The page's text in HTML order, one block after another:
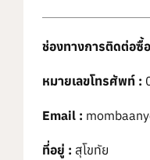
ช่องทางการติดต่อซื้
หมายเลขโทรศัพท์ :
Email :
ที่อยู่ : สุโขทัย